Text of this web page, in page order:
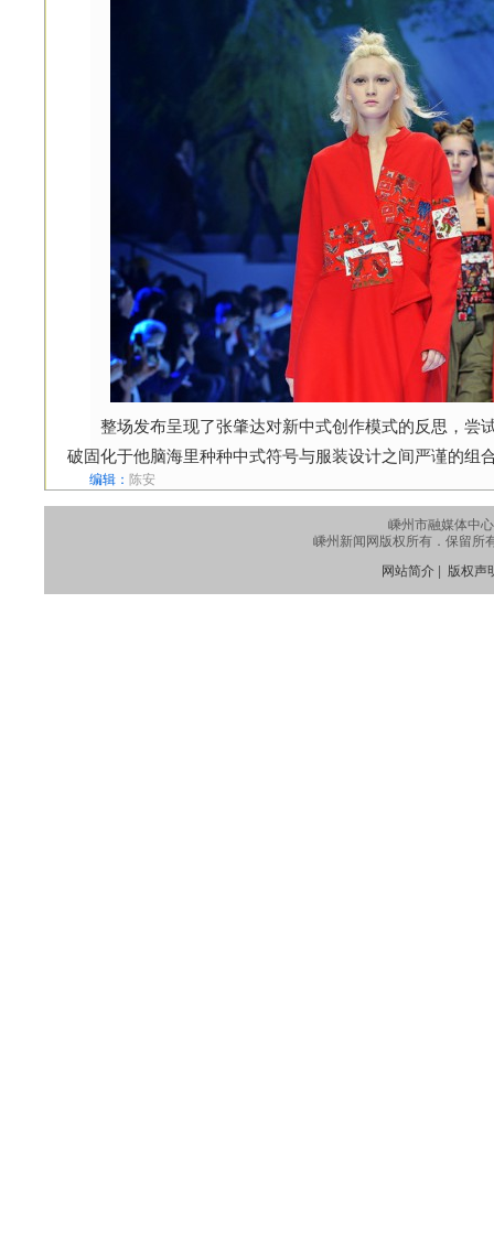
整场发布呈现了张肇达对新中式创作模式的反思，尝
破固化于他脑海里种种中式符号与服装设计之间严谨的组
编辑： 陈安
嵊州市融媒体中
嵊州新闻网版权所有．保留所
网站简介
版权声